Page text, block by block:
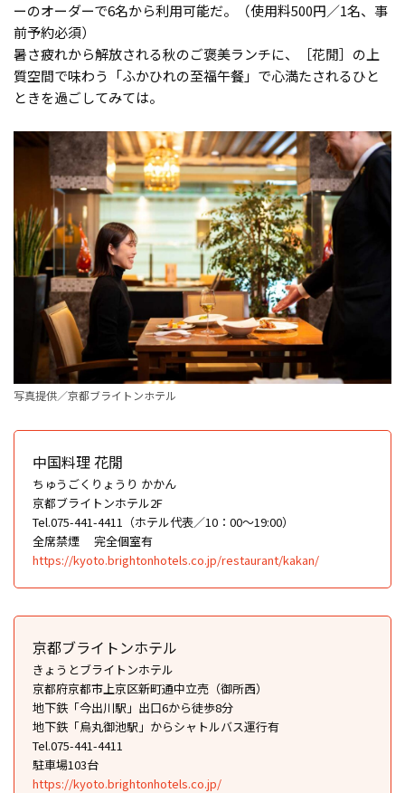
ーのオーダーで6名から利用可能だ。（使用料500円／1名、事
前予約必須）
暑さ疲れから解放される秋のご褒美ランチに、［花閒］の上
質空間で味わう「ふかひれの至福午餐」で心満たされるひと
ときを過ごしてみては。
写真提供／京都ブライトンホテル
中国料理 花閒
ちゅうごくりょうり かかん
京都ブライトンホテル2F
Tel.075-441-4411（ホテル代表／10：00〜19:00）
全席禁煙
完全個室有
https://kyoto.brightonhotels.co.jp/restaurant/kakan/
京都ブライトンホテル
きょうとブライトンホテル
京都府京都市上京区新町通中立売（御所西）
地下鉄「今出川駅」出口6から徒歩8分
地下鉄「烏丸御池駅」からシャトルバス運行有
Tel.075-441-4411
駐車場103台
https://kyoto.brightonhotels.co.jp/